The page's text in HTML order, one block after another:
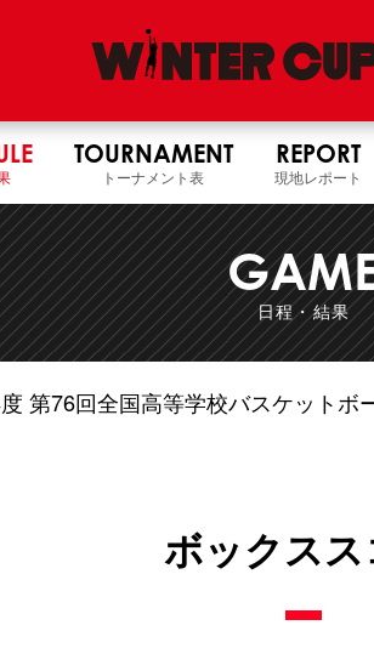
TOURNAMENT
トーナメント表
REPORT
現地レポート
日程・結果
第76回全国高等学校バスケットボ
ボックス